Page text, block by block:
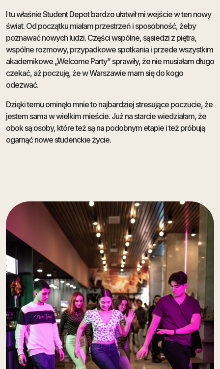
I tu właśnie Student Depot bardzo ułatwił mi wejście w ten nowy
świat. Od początku miałam przestrzeń i sposobność, żeby
poznawać nowych ludzi. Części wspólne, sąsiedzi z piętra,
wspólne rozmowy, przypadkowe spotkania i przede wszystkim
akademikowe „Welcome Party” sprawiły, że nie musiałam długo
czekać, aż poczuję, że w Warszawie mam się do kogo
odezwać.
Dzięki temu ominęło mnie to najbardziej stresujące poczucie, że
jestem sama w wielkim mieście. Już na starcie wiedziałam, że
obok są osoby, które też są na podobnym etapie i też próbują
ogarnąć nowe studenckie życie.